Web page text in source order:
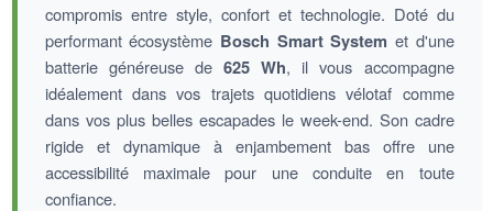
compromis entre style, confort et technologie. Doté du
performant écosystème Bosch Smart System et d'une
batterie généreuse de 625 Wh, il vous accompagne
idéalement dans vos trajets quotidiens vélotaf comme
dans vos plus belles escapades le week-end. Son cadre
rigide et dynamique à enjambement bas offre une
accessibilité maximale pour une conduite en toute
confiance.